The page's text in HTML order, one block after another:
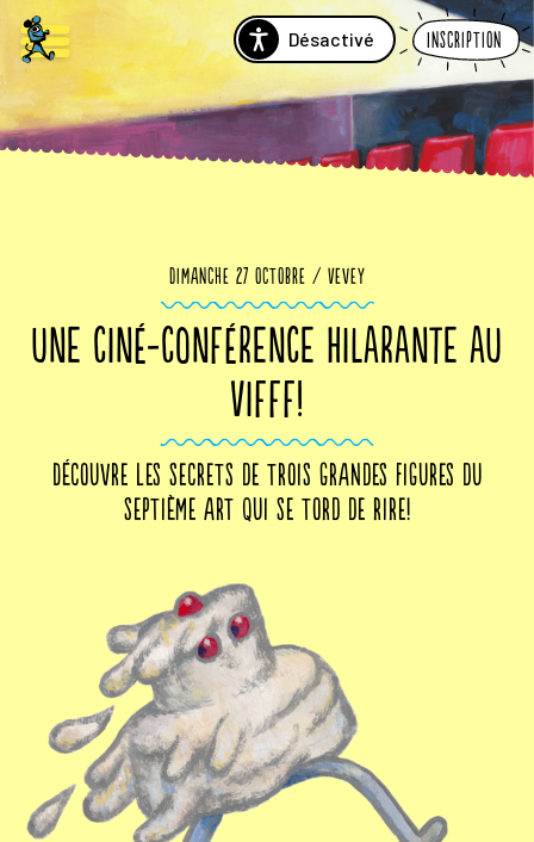
Désactivé Inscription
Dimanche 27 octobre / Vevey
UNE CINÉ-CONFÉRENCE HILARANTE AU
VIFFF!
Découvre les secrets de trois grandes figures du
septième art qui se tord de rire!